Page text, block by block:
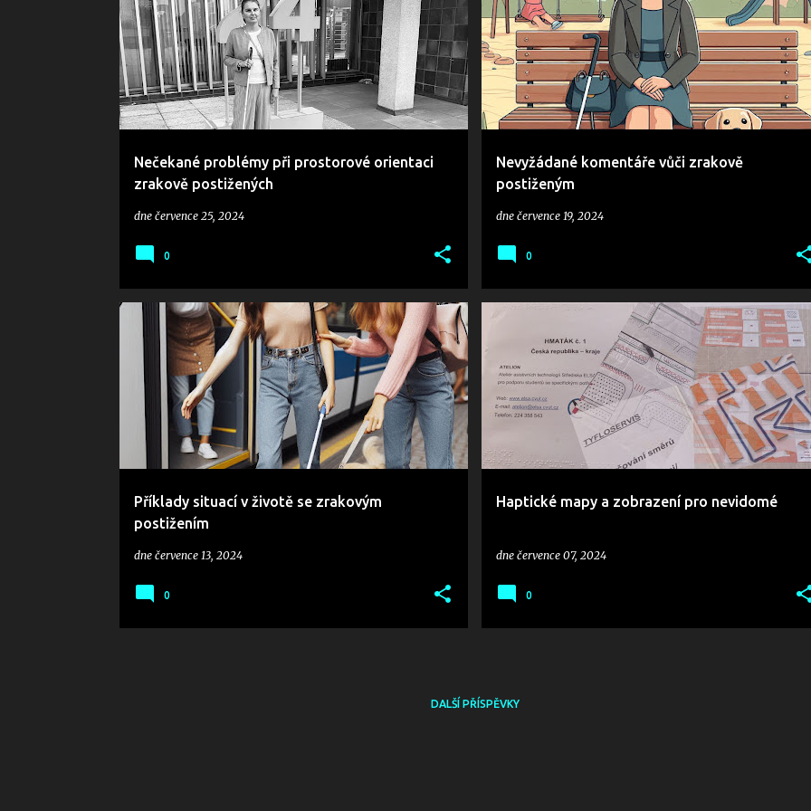
P
ř
í
s
p
ě
v
k
Nečekané problémy při prostorové orientaci
zrakově postižených
dne července 25, 2024
0
Nevyžádané komentáře vůči zrakově
postiženým
dne července 19, 2024
0
Příklady situací v životě se zrakovým
postižením
dne července 13, 2024
0
Haptické mapy a zobrazení pro nevidomé
dne července 07, 2024
0
DALŠÍ PŘÍSPĚVKY